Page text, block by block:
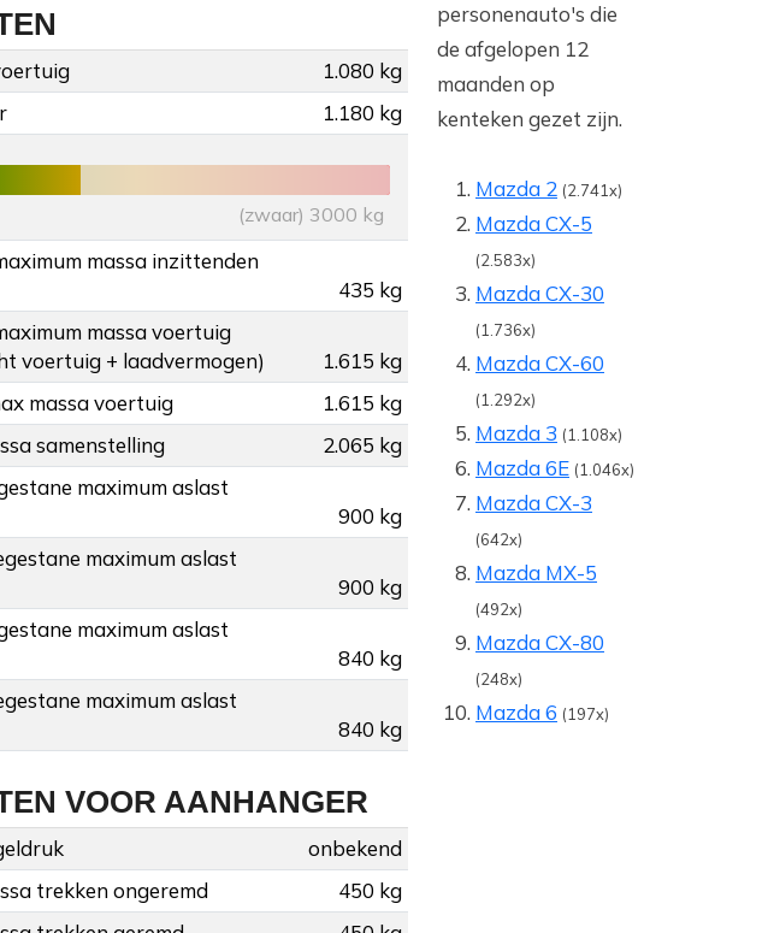
1.080 kg
1.180 kg
(zwaar) 3000 kg
massa inzittenden
435 kg
massa voertuig
voertuig + laadvermogen)
1.615 kg
massa voertuig
1.615 kg
samenstelling
2.065 kg
maximum aslast
900 kg
maximum aslast
900 kg
maximum aslast
840 kg
maximum aslast
840 kg
VOOR AANHANGER
onbekend
trekken ongeremd
450 kg
personenauto's die
de afgelopen 12
maanden op
kenteken gezet zijn.
Mazda 2 (2.741x)
Mazda CX-5
(2.583x)
Mazda CX-30
(1.736x)
Mazda CX-60
(1.292x)
Mazda 3 (1.108x)
Mazda 6E (1.046x)
Mazda CX-3
(642x)
Mazda MX-5
(492x)
Mazda CX-80
(248x)
Mazda 6 (197x)